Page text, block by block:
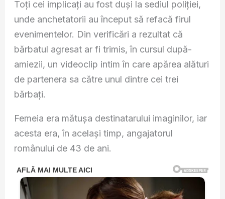
Toți cei implicați au fost duși la sediul poliției,
unde anchetatorii au început să refacă firul
evenimentelor. Din verificări a rezultat că
bărbatul agresat ar fi trimis, în cursul după-
amiezii, un videoclip intim în care apărea alături
de partenera sa către unul dintre cei trei
bărbați.
Femeia era mătușa destinatarului imaginilor, iar
acesta era, în același timp, angajatorul
românului de 43 de ani.